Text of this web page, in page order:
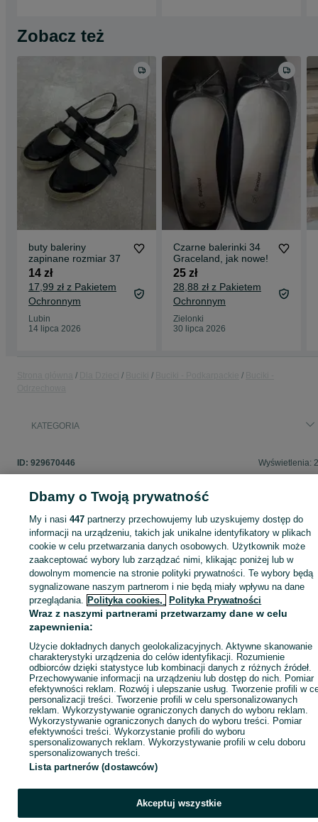
Zobacz też
buty baleriny
zapinane rozmiar 37
14 zł
17,99 zł z Pakietem
Ochronnym
Lubin
14 lipca 2026
Czarne balerinki 34
Graceland, jak nowe!
25 zł
28,88 zł z Pakietem
Ochronnym
Zielonki
30 lipca 2026
KATEGORIA
ID: 929670446 Wyświetlenia:
Zaloguj się lub załóż konto na OLX, aby skontaktować się z
sprzedającym
Zaloguj się / Załóż konto
Dbamy o Twoją prywatność
My i nasi447 partnerzy przechowujemy lub uzyskujemy dostęp do
informacji na urządzeniu, takich jak unikalne identyfikatory w plikach
cookie w celu przetwarzania danych osobowych. Użytkownik może
zaakceptować wybory lub zarządzać nimi, klikając poniżej lub w
dowolnym momencie na stronie polityki prywatności. Te wybory będą
sygnalizowane naszym partnerom i nie będą miały wpływu na dane
przeglądania. Polityka cookies, Polityka Prywatności
Wraz z naszymi partnerami przetwarzamy dane w celu
zapewnienia:
Użycie dokładnych danych geolokalizacyjnych. Aktywne skanowanie
charakterystyki urządzenia do celów identyfikacji. Rozumienie
odbiorców dzięki statystyce lub kombinacji danych z różnych źródeł.
Przechowywanie informacji na urządzeniu lub dostęp do nich. Pomiar
efektywności reklam. Rozwój i ulepszanie usług. Tworzenie profili w
personalizacji treści. Tworzenie profili w celu spersonalizowanych
reklam. Wykorzystywanie ograniczonych danych do wyboru reklam.
Wykorzystywanie ograniczonych danych do wyboru treści. Pomiar
efektywności treści. Wykorzystanie profili do wyboru
spersonalizowanych reklam. Wykorzystywanie profili w celu doboru
spersonalizowanych treści.
Lista partnerów (dostawców)
Akceptuj wszystkie